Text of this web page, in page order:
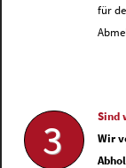
für
3
Sind
Wir